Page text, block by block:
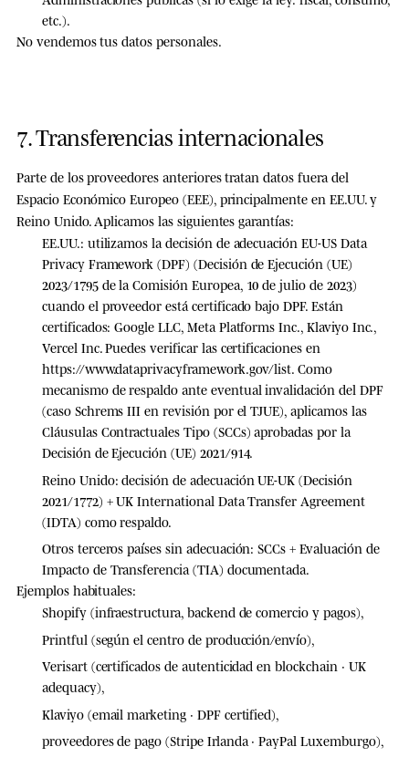
etc.).
No vendemos tus datos personales.
7. Transferencias internacionales
Parte de los proveedores anteriores tratan datos fuera del
Espacio Económico Europeo (EEE), principalmente en EE.UU. y
Reino Unido. Aplicamos las siguientes garantías:
EE.UU.: utilizamos la decisión de adecuaciónEU-US Data
Privacy Framework (DPF) (Decisión de Ejecución (UE)
2023/1795 de la Comisión Europea, 10 de julio de 2023)
cuando el proveedor está certificado bajo DPF. Están
certificados: Google LLC, Meta Platforms Inc., Klaviyo Inc.,
Vercel Inc. Puedes verificar las certificaciones en
https://www.dataprivacyframework.gov/list. Como
mecanismo de respaldo ante eventual invalidación del DPF
(caso Schrems III en revisión por el TJUE), aplicamos las
Cláusulas Contractuales Tipo (SCCs) aprobadas por la
Decisión de Ejecución (UE) 2021/914.
Reino Unido: decisión de adecuación UE-UK (Decisión
2021/1772) + UK International Data Transfer Agreement
(IDTA) como respaldo.
Otros terceros países sin adecuación: SCCs + Evaluación de
Impacto de Transferencia (TIA) documentada.
Ejemplos habituales:
Shopify (infraestructura, backend de comercio y pagos),
Printful (según el centro de producción/envío),
Verisart (certificados de autenticidad en blockchain · UK
adequacy),
Klaviyo (email marketing · DPF certified),
proveedores de pago (Stripe Irlanda · PayPal Luxemburgo),